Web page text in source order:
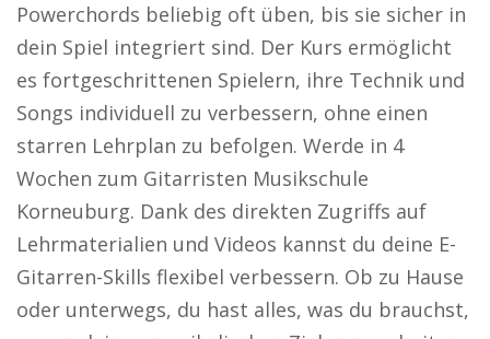
Powerchords beliebig oft üben, bis sie sicher in
dein Spiel integriert sind. Der Kurs ermöglicht
es fortgeschrittenen Spielern, ihre Technik und
Songs individuell zu verbessern, ohne einen
starren Lehrplan zu befolgen. Werde in 4
Wochen zum Gitarristen Musikschule
Korneuburg. Dank des direkten Zugriffs auf
Lehrmaterialien und Videos kannst du deine E-
Gitarren-Skills flexibel verbessern. Ob zu Hause
oder unterwegs, du hast alles, was du brauchst,